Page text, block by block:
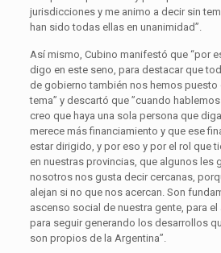
jurisdicciones y me animo a decir sin
han sido todas ellas en unanimidad”.
Así mismo, Cubino manifestó que “por
digo en este seno, para destacar que
de gobierno también nos hemos puesto
tema” y descartó que ”cuando
creo que haya una sola persona que
merece más financiamiento y que ese
estar dirigido, y por eso y por el rol que
en nuestras provincias, que algunos les
nosotros nos gusta decir cercanas,
alejan si no que nos acercan. Son
ascenso social de nuestra gente, para
para seguir generando los desarrollos
son propios de la Argentina”.